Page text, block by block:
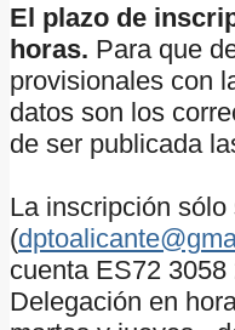
El plazo de
horas. Para que
provisionales con
datos son los
de ser publicada
La inscripción
(
cuenta ES72
Delegación en